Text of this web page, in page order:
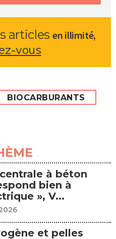
articlesen illimité,
vous
BIOCARBURANTS
à béton
bien à
», V...
et pelles